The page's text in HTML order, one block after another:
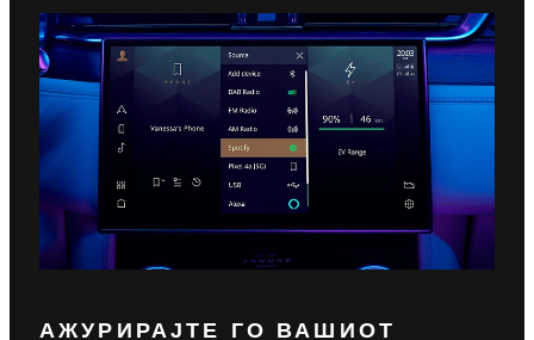
АЖУРИРАЈТЕ ГО ВАШИОТ